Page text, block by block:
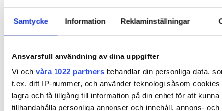
Samtycke Information Reklaminställningar
Ansvarsfull användning av dina uppgifter
Vi och våra 1022 partnersbehandlar din personliga data,
t.ex. ditt IP-nummer, och använder teknologi såsom cookies
lagra och få tillgång till information på din enhet för att kunna
tillhandahålla personliga annonser och innehåll, annons- och
Familjen bor kvar i lägenheten under renoveringen med
provisoriska golv. Det ska nu rivas för att lägga dit det
hyresgästen för att visa och förklara vilka grejer som måste
morgonen. Arbetet kör igång 07.30”.
Men när Öbo och hantverkarna dyker upp nästa dag, står
det mesta av grejerna kvar på samma ställe som dagen